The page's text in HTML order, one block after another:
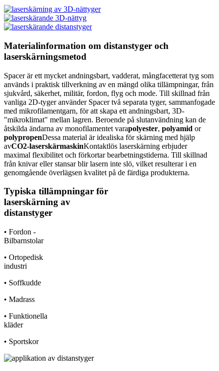
Materialinformation om distanstyger och
laserskärningsmetod
Spacer är ett mycket andningsbart, vadderat, mångfacetterat tyg som
används i praktisk tillverkning av en mängd olika tillämpningar, från
sjukvård, säkerhet, militär, fordon, flyg och mode. Till skillnad från
vanliga 2D-tyger använder Spacer två separata tyger, sammanfogade
med mikrofilamentgarn, för att skapa ett andningsbart, 3D-
"mikroklimat" mellan lagren. Beroende på slutanvändning kan de
åtskilda ändarna av monofilamentet varapolyester, polyamid or
polypropenDessa material är idealiska för skärning med hjälp
avCO2-laserskärmaskinKontaktlös laserskärning erbjuder
maximal flexibilitet och förkortar bearbetningstiderna. Till skillnad
från knivar eller stansar blir lasern inte slö, vilket resulterar i en
genomgående överlägsen kvalitet på de färdiga produkterna.
Typiska tillämpningar för
laserskärning av
distanstyger
• Fordon -
Bilbarnstolar
• Ortopedisk
industri
• Soffkudde
• Madrass
• Funktionella
kläder
• Sportskor